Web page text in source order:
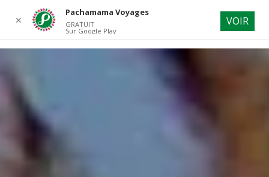
✕
Pachamama Voyages
GRATUIT
Sur Google Play
VOIR